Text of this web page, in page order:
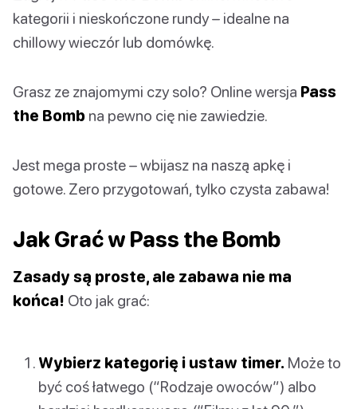
kategorii i nieskończone rundy – idealne na
chillowy wieczór lub domówkę.
Grasz ze znajomymi czy solo? Online wersja Pass
the Bomb na pewno cię nie zawiedzie.
Jest mega proste – wbijasz na naszą apkę i
gotowe. Zero przygotowań, tylko czysta zabawa!
Jak Grać w Pass the Bomb
Zasady są proste, ale zabawa nie ma
końca! Oto jak grać:
Wybierz kategorię i ustaw timer. Może to
być coś łatwego (“Rodzaje owoców”) albo